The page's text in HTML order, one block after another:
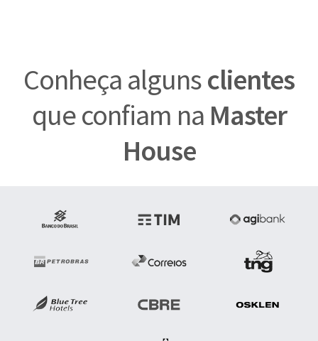
Conheça algunsclientes
que confiam na Master
House